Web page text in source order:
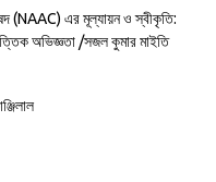
(NAAC) এর মূল্যায়ন ও স্বীকৃতি:
অভিজ্ঞতা /সজল কুমার মাইতি